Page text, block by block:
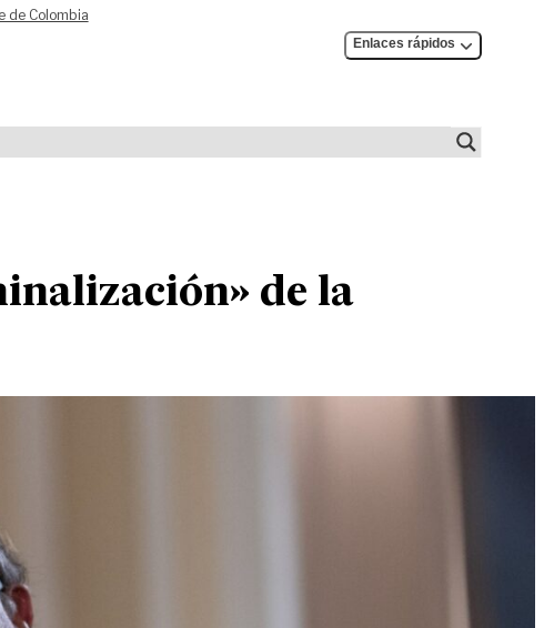
de Colombia
Enlaces rápidos
de la